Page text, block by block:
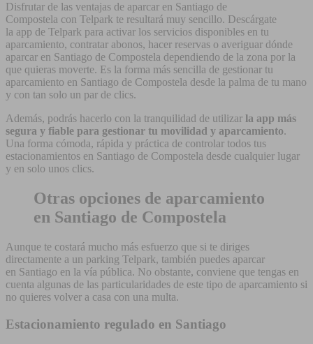
Disfrutar de las ventajas de aparcar en Santiago de
Compostela con Telpark te resultará muy sencillo. Descárgate
la app de Telpark para activar los servicios disponibles en tu
aparcamiento, contratar abonos, hacer reservas o averiguar dónde
aparcar en Santiago de Compostela dependiendo de la zona por la
que quieras moverte. Es la forma más sencilla de gestionar tu
aparcamiento en Santiago de Compostela desde la palma de tu mano
y con tan solo un par de clics.
Además, podrás hacerlo con la tranquilidad de utilizar la app más
segura y fiable para gestionar tu movilidad y aparcamiento.
Una forma cómoda, rápida y práctica de controlar todos tus
estacionamientos en Santiago de Compostela desde cualquier lugar
y en solo unos clics.
Otras opciones de aparcamiento
en Santiago de Compostela
Aunque te costará mucho más esfuerzo que si te diriges
directamente a un parking Telpark, también puedes aparcar
en Santiago en la vía pública. No obstante, conviene que tengas en
cuenta algunas de las particularidades de este tipo de aparcamiento si
no quieres volver a casa con una multa.
Estacionamiento regulado en Santiago